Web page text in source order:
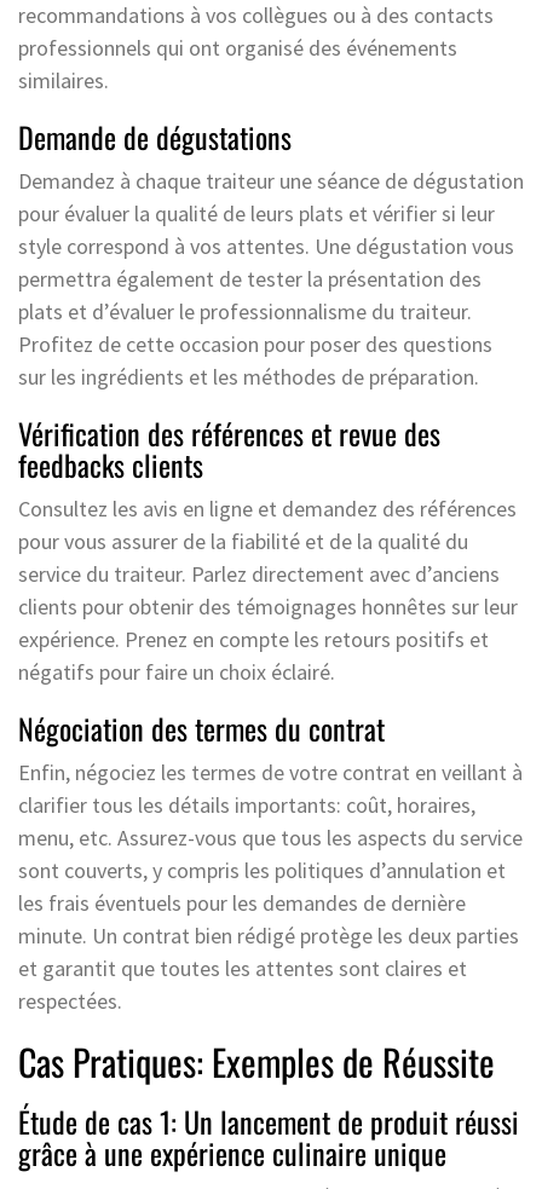
recommandations à vos collègues ou à des contacts
professionnels qui ont organisé des événements
similaires.
Demande de dégustations
Demandez à chaque traiteur une séance de dégustation
pour évaluer la qualité de leurs plats et vérifier si leur
style correspond à vos attentes. Une dégustation vous
permettra également de tester la présentation des
plats et d’évaluer le professionnalisme du traiteur.
Profitez de cette occasion pour poser des questions
sur les ingrédients et les méthodes de préparation.
Vérification des références et revue des
feedbacks clients
Consultez les avis en ligne et demandez des références
pour vous assurer de la fiabilité et de la qualité du
service du traiteur. Parlez directement avec d’anciens
clients pour obtenir des témoignages honnêtes sur leur
expérience. Prenez en compte les retours positifs et
négatifs pour faire un choix éclairé.
Négociation des termes du contrat
Enfin, négociez les termes de votre contrat en veillant à
clarifier tous les détails importants: coût, horaires,
menu, etc. Assurez-vous que tous les aspects du service
sont couverts, y compris les politiques d’annulation et
les frais éventuels pour les demandes de dernière
minute. Un contrat bien rédigé protège les deux parties
et garantit que toutes les attentes sont claires et
respectées.
Cas Pratiques: Exemples de Réussite
Étude de cas 1: Un lancement de produit réussi
grâce à une expérience culinaire unique